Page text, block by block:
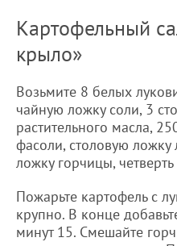
Картофельный
крыло»
Возьмите 8 белых
чайную ложку соли, 3
растительного масла,
фасоли, столовую
ложку горчицы,
Пожарьте картофель с
крупно. В конце
минут 15. Смешайте